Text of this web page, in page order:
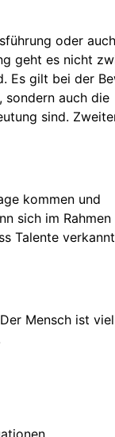
oder
geht es nicht
Es gilt bei der
sondern auch die
sind.
kommen und
sich im Rahmen
Talente
Mensch ist